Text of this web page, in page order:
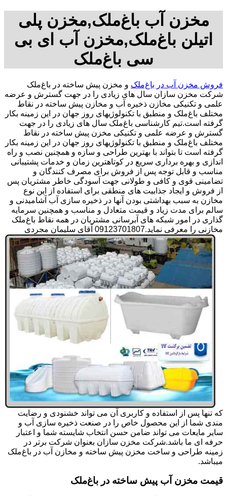
مخزن آب باغ‌ملک,مخزن پلی
اتیلن باغ‌ملک,مخزن آب ای بی
سی باغ‌ملک
فروش مخزن آب در باغ‌ملک و مخزن پیش ساخته در باغ‌ملک
شرکت مخزن سازان سال های زیادی را در جهت گسترش و عرضه
علمی و تکنیکی مخازن ذخیره آب و مخازن پیش ساخته در نقاط
مختلف باغ‌ملک و منطبق با تکنولوژیهای روز جهان در این زمینه بکار
گرفته است.تیم کارشناسی باغ‌ملک سال های زیادی را در جهت
گسترش و عرضه علمی و تکنیکی مخزن پیش ساخته در نقاط
مختلف باغ‌ملک و منطبق با تکنولوژیهای روز جهان در این زمینه بکار
گرفته است تا بتواند با بهترین طراحی و سازه و همچنین نصب و راه
اندازی و بهره برداری سریع در کوتاهترین زمان و خدمات پشتیبانی
مناسب و قابل توجه پس از فروش برای مصرف کنندگان و
تضامینی قوی و کافی و طولانی جهت آسودگی خاطر مشتریان پس
از فروش و ایجاد جذابیت های منطقی برای استفاده از این نوع
مخازن به سبب بهداشتی بودن آنها در ذخیره سازی آب آشامیدنی و
سالم برای مدت زیاد و قیمت متعادل و مناسب و همچنین سرمایه
گذاری در امور شبکه های آبرسانی مشتریان در همه نقاط باغ‌ملک
مخازنی را معرفی نماید.09123701807 آقای سلیمان مجردی
که تنها پس از استفاده و کاربری آن می تواند خشنودی و رضایت
مندی شما از این محصول خاص را در صنعت ذخیره سازی آب و
سایر مایعات می تواند ضامن حسن انتخاب شایسته شما و اعتبار
حرفه ای ما باشد.شرکت مخزن سازان بعنوان شرکت برتر در
زمینه طراحی و ساخت مخزن پیش ساخته و مخازن آب در باغ‌ملک
میباشد.
قیمت مخزن آب پیش ساخته در باغ‌ملک